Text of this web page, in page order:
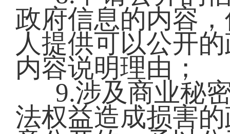
政府信息的内容
人提供可以公开
内容说明理由；
9.涉及商业秘
法权益造成损害